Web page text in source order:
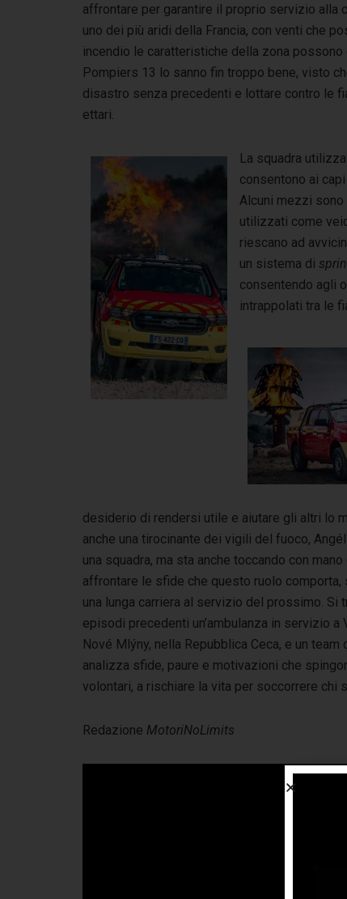
affrontare per garantire il proprio servizio alla
uno dei più aridi della Francia, con venti che
incendio le caratteristiche della zona
Pompiers 13 lo sanno fin troppo bene, visto
disastro senza precedenti e lottare contro le
ettari.
La squadra
consentono ai
Alcuni mezzi
utilizzati come
riescano ad
un sistema di
consentendo agli
intrappolati tra le
desiderio di rendersi utile e aiutare gli altri lo
anche una tirocinante dei vigili del fuoco,
una squadra, ma sta anche toccando con
affrontare le sfide che questo ruolo
una lunga carriera al servizio del prossimo.
episodi precedenti un’ambulanza in servizio a
Nové Mlýny, nella Repubblica Ceca, e un
analizza sfide, paure e motivazioni che
volontari, a rischiare la vita per soccorrere chi
Redazione MotoriNoLimits